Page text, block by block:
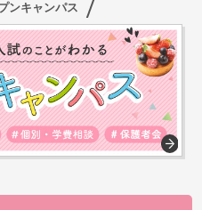
ンキャンパス